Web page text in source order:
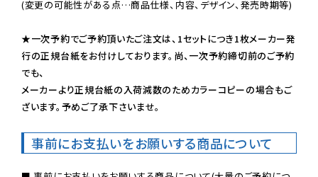
(変更の可能性がある点…商品仕様、内容、デザイン、発売時期等)
★一次予約でご予約頂いたご注文は、1セットにつき1枚メーカー発
行の正規台紙をお付けしております。尚、一次予約締切前のご予約
でも、
メーカーより正規台紙の入荷減数のためカラーコピーの場合もご
ざいます。予めご了承下さいませ。
事前にお支払いをお願いする商品について